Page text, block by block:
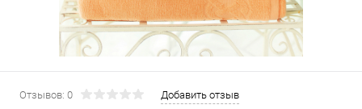
Отзывов: 0
Добавить отзыв